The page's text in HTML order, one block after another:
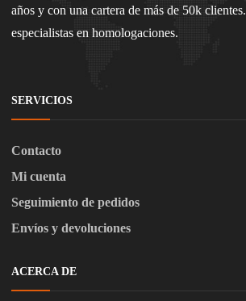
años y con una cartera de más de 50k
especialistas en homologaciones.
SERVICIOS
Contacto
Mi cuenta
Seguimiento de pedidos
Envíos y devoluciones
ACERCA DE